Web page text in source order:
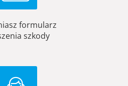
formularz
szkody